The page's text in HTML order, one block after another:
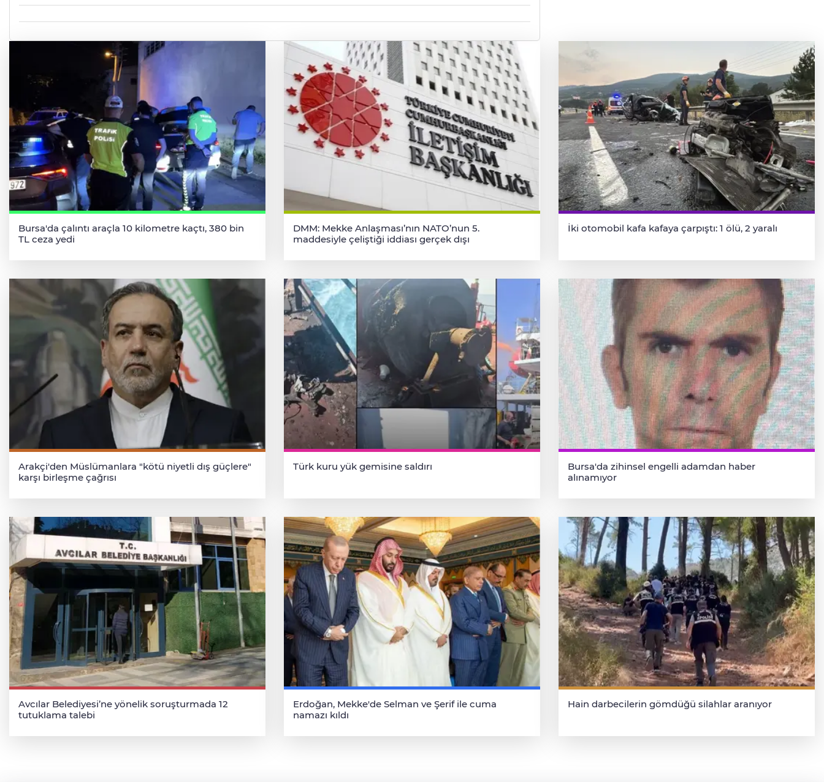
Bursa'da çalıntı araçla 10 kilometre kaçtı, 380 bin
TL ceza yedi
DMM: Mekke Anlaşması’nın NATO’nun 5.
maddesiyle çeliştiği iddiası gerçek dışı
İki otomobil kafa kafaya çarpıştı: 1 ölü, 2 yaralı
Arakçi'den Müslümanlara "kötü niyetli dış güçlere"
karşı birleşme çağrısı
Türk kuru yük gemisine saldırı
Bursa'da zihinsel engelli adamdan haber
alınamıyor
Avcılar Belediyesi’ne yönelik soruşturmada 12
tutuklama talebi
Erdoğan, Mekke'de Selman ve Şerif ile cuma
namazı kıldı
Hain darbecilerin gömdüğü silahlar aranıyor